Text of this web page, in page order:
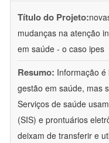
Título do Projeto:
mudanças na atenção
em saúde - o caso ipes
Resumo: Informação
gestão em saúde, mas
Serviços de saúde
(SIS) e prontuários
deixam de transferir e